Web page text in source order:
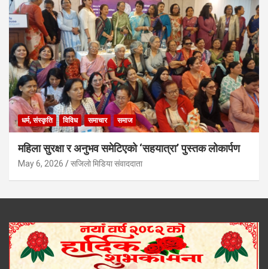
धर्म, संस्कृति विविध समाचार समाज
महिला सुरक्षा र अनुभव समेटिएको ‘सहयात्रा’ पुस्तक लोकार्पण
May 6, 2026 सजिलो मिडिया संवाददाता